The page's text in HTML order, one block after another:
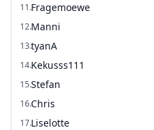
11.Fragemoewe
12.Manni
13.tyanA
14.Kekusss111
15.Stefan
16.Chris
17.Liselotte